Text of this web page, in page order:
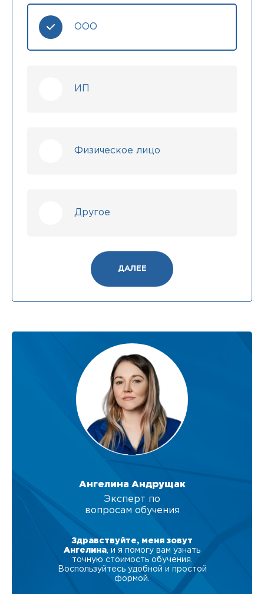
ООО
ИП
Физическое лицо
Другое
ДАЛЕЕ
Ангелина Андрущак
Эксперт по
вопросам обучения
Здравствуйте, меня зовут
Ангелина , и я помогу вам узнать
точную стоимость обучения.
Воспользуйтесь удобной и простой
формой.